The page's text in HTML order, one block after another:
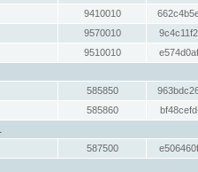
9410010
9570010
9510010
585850
585860
587500